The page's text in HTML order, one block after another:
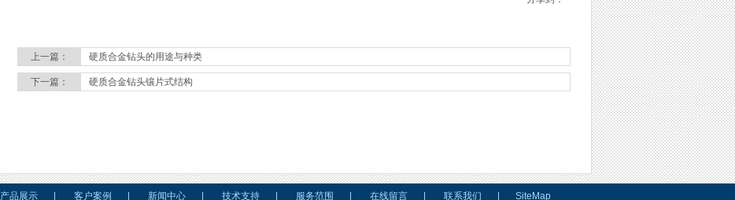
上一篇： 硬质合金钻头的用途与种类
下一篇： 硬质合金钻头镶片式结构
产品展示 客户案例 新闻中心 技术支持 服务范围 在线留言 联系我们 SiteMap